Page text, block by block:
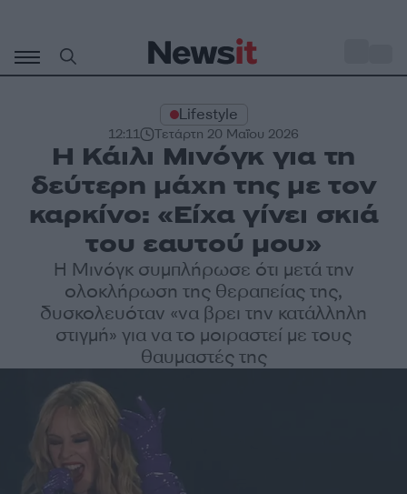
περιεχόμενο
Lifestyle
12:11 Τετάρτη 20 Μαΐου 2026
Η Κάιλι Μινόγκ για τη
δεύτερη μάχη της με τον
καρκίνο: «Είχα γίνει σκιά
του εαυτού μου»
Η Μινόγκ συμπλήρωσε ότι μετά την
ολοκλήρωση της θεραπείας της,
δυσκολευόταν «να βρει την κατάλληλη
στιγμή» για να το μοιραστεί με τους
θαυμαστές της